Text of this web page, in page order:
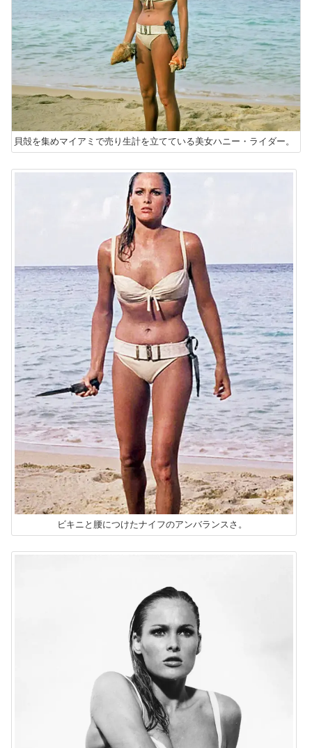
貝殻を集めマイアミで売り生計を立てている美女ハニー・ライダー。
ビキニと腰につけたナイフのアンバランスさ。